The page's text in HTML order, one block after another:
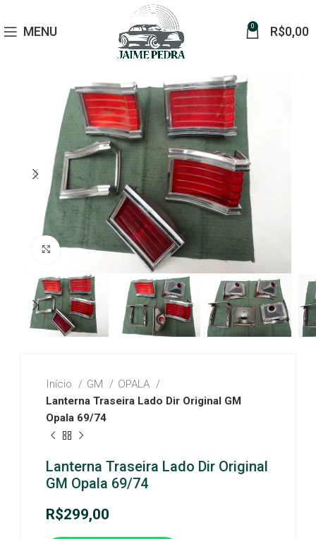
MENU 0 R$0,00
Click to enlarge
Início GM
OPALA
Lanterna Traseira Lado Dir Original GM
Opala 69/74
Lanterna Traseira Lado Dir Original
GM Opala 69/74
R$299,00